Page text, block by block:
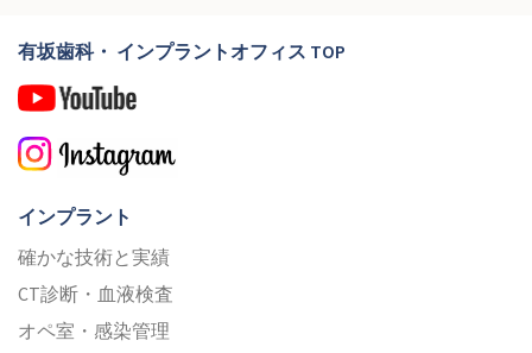
有坂歯科・ インプラントオフィス TOP
インプラント
確かな技術と実績
CT診断・血液検査
オペ室・感染管理